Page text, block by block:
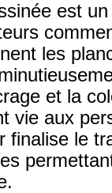
est
les
et la
vie aux
le